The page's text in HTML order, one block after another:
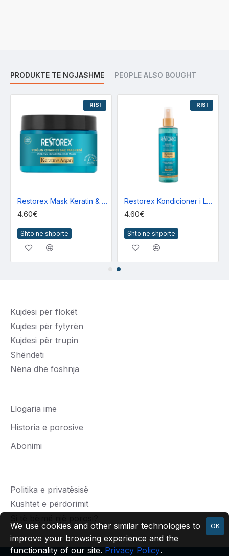
PRODUKTE TE NGJASHME PEOPLE ALSO BOUGHT
RISI
Restorex Mask Keratin & Argan 300ml
4.60€
Shto në shportë
RISI
Restorex Kondicioner i Lëngshem Keratin & Argan 200ml
4.60€
Shto në shportë
Kujdesi për flokët
Kujdesi për fytyrën
Kujdesi për trupin
Shëndeti
Nëna dhe foshnja
Llogaria ime
Historia e porosive
Abonimi
Politika e privatësisë
Kushtet e përdorimit
OK
We use cookies and other similar technologies to
improve your browsing experience and the
functionality of our site. Privacy Policy.